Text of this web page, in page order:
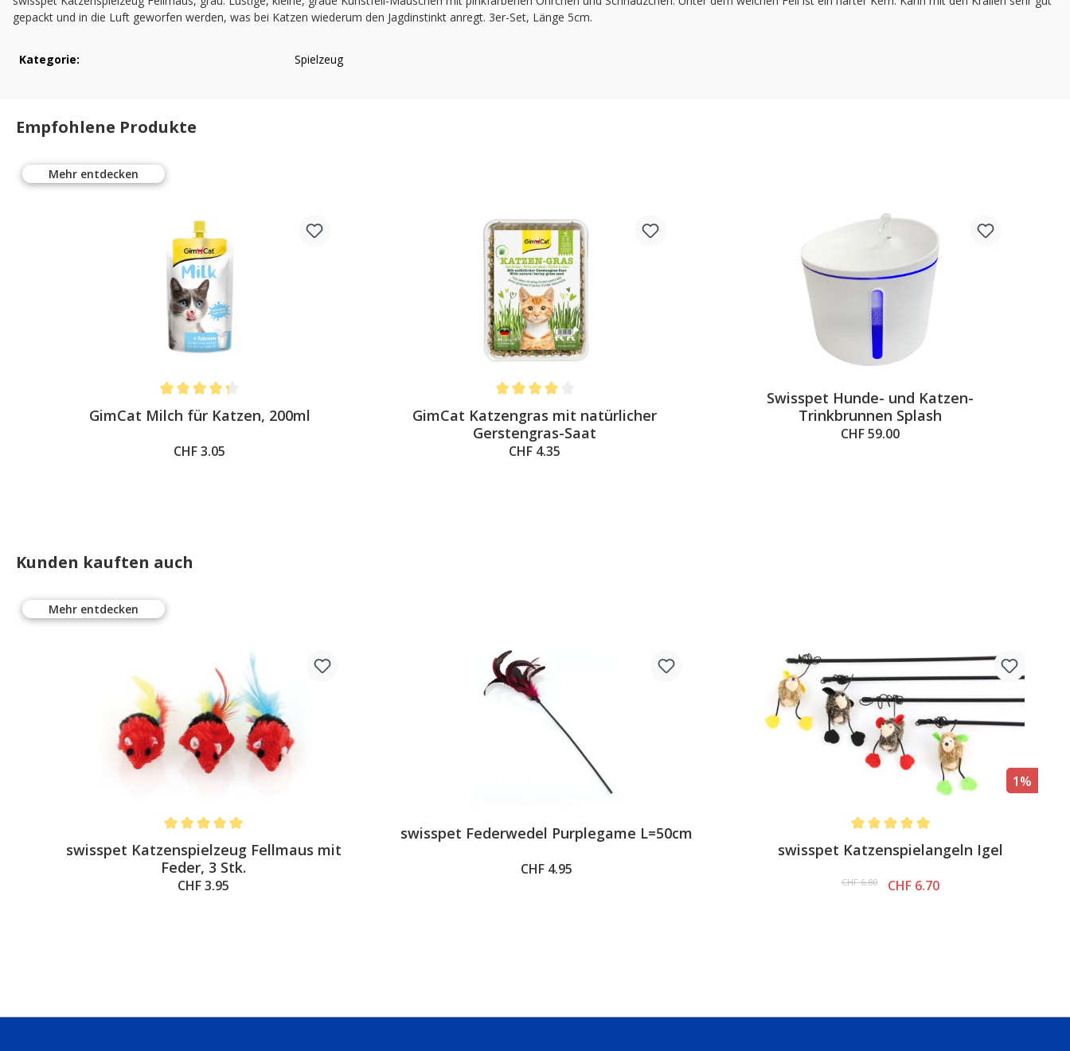
gepackt und in die Luft geworfen werden, was bei Katzen wiederum den Jagdinstinkt anregt. 3er-Set, Länge 5cm.
Kategorie: Spielzeug
Empfohlene Produkte
Mehr entdecken
GimCat Milch für Katzen, 200ml
CHF 3.05
GimCat Katzengras mit natürlicher
Gerstengras-Saat
CHF 4.35
Swisspet Hunde- und Katzen-
Trinkbrunnen Splash
CHF 59.00
Kunden kauften auch
Mehr entdecken
Average rating of 5 out of 5 stars
swisspet Katzenspielzeug Fellmaus mit
Feder, 3 Stk.
CHF 3.95
swisspet Federwedel Purplegame L=50cm
CHF 4.95
1%
Average rating of 5 out of 5 stars
swisspet Katzenspielangeln Igel
CHF 6.80 CHF 6.70